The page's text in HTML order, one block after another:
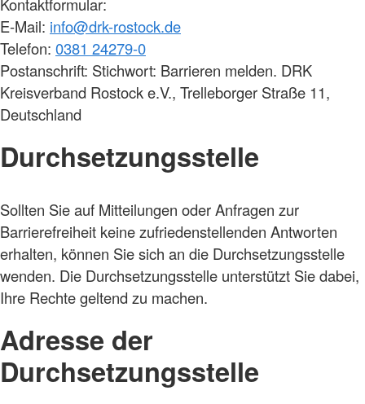
E-Mail: info@drk-rostock.de
Telefon: 0381 24279-0
Postanschrift: Stichwort: Barrieren melden. DRK
Kreisverband Rostock e.V., Trelleborger Straße 11,
Deutschland
Durchsetzungsstelle
Sollten Sie auf Mitteilungen oder Anfragen zur
Barrierefreiheit keine zufriedenstellenden Antworten
erhalten, können Sie sich an die Durchsetzungsstelle
wenden. Die Durchsetzungsstelle unterstützt Sie dabei,
Ihre Rechte geltend zu machen.
Adresse der
Durchsetzungsstelle